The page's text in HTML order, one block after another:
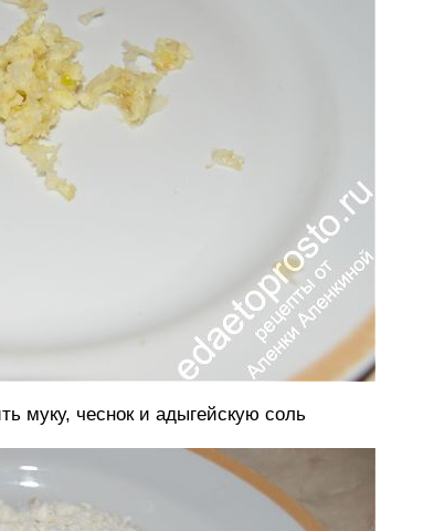
муку, чеснок и адыгейскую соль